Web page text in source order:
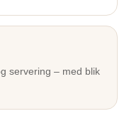
servering – med blik